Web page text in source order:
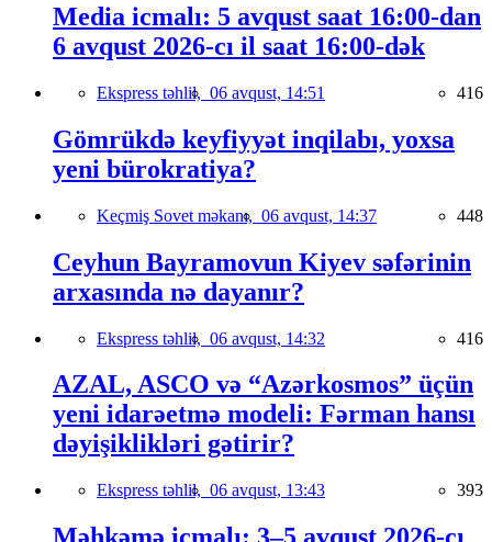
Media icmalı: 5 avqust saat 16:00-dan
6 avqust 2026-cı il saat 16:00-dək
Ekspress təhlil, 06 avqust, 14:51 416
Gömrükdə keyfiyyət inqilabı, yoxsa
yeni bürokratiya?
Keçmiş Sovet məkanı, 06 avqust, 14:37 448
Ceyhun Bayramovun Kiyev səfərinin
arxasında nə dayanır?
Ekspress təhlil, 06 avqust, 14:32 416
AZAL, ASCO və “Azərkosmos” üçün
yeni idarəetmə modeli: Fərman hansı
dəyişiklikləri gətirir?
Ekspress təhlil, 06 avqust, 13:43 393